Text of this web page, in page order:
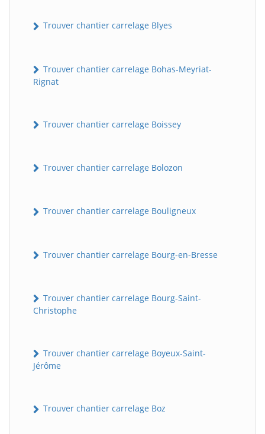
Trouver chantier carrelage Blyes
Trouver chantier carrelage Bohas-Meyriat-
Rignat
Trouver chantier carrelage Boissey
Trouver chantier carrelage Bolozon
Trouver chantier carrelage Bouligneux
Trouver chantier carrelage Bourg-en-Bresse
Trouver chantier carrelage Bourg-Saint-
Christophe
Trouver chantier carrelage Boyeux-Saint-
Jérôme
Trouver chantier carrelage Boz